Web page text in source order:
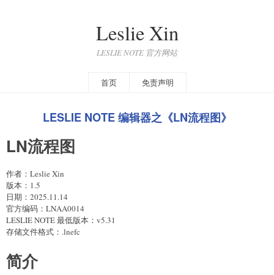
Leslie Xin
LESLIE NOTE 官方网站
首页 免责声明
LESLIE NOTE 编辑器之《LN流程图》
LN流程图
作者：Leslie Xin
版本：1.5
日期：2025.11.14
官方编码：LNAA0014
LESLIE NOTE 最低版本：v5.31
存储文件格式：.lnefc
简介